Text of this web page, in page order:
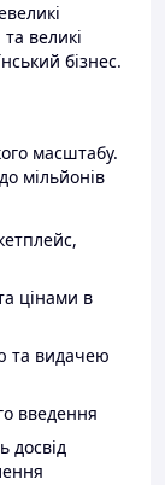
великі
бізнес.
масштабу.
мільйонів
цінами в
та видачею
введення
досвід